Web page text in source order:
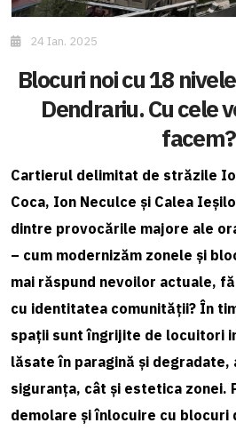
24 Ian. 2025
Blocuri noi cu 18
Dendrariu. Cu cele
facem?
Cartierul delimitat de străzile
Coca, Ion Neculce și Calea
dintre provocările majore ale
– cum modernizăm zonele și
mai răspund nevoilor actuale,
cu identitatea comunității? În
spații sunt îngrijite de locuitori
lăsate în paragină și
siguranța, cât și estetica zonei.
demolare și înlocuire cu blocuri